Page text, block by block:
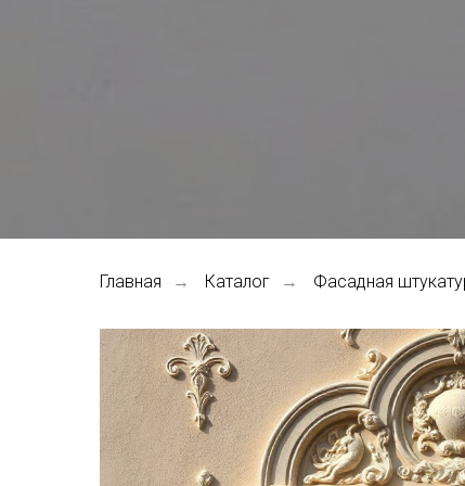
Главная → Каталог → Фасадная